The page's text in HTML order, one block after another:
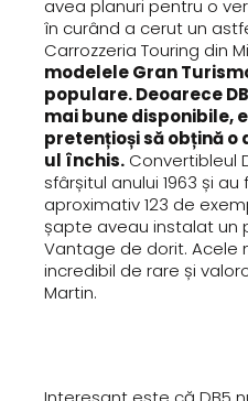
avea planuri pentru o
în curând a cerut un
Carrozzeria Touring din
modelele Gran
populare. Deoarece
mai bune disponibile,
pretențioși să obțină
ul închis. Convertibleul
sfârșitul anului 1963 și
aproximativ 123 de
șapte aveau instalat
Vantage de dorit. Acele
incredibil de rare și
Martin.